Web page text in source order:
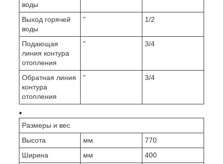
воды
Выход горячей
воды
" 1/2
Подающая
линия контура
отопления
" 3/4
Обратная линия
контура
отопления
" 3/4
Размеры и вес
Высота
мм
770
Ширина
мм
400